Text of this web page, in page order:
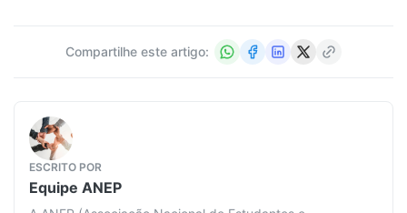
Compartilhe este artigo:
ESCRITO POR
Equipe ANEP